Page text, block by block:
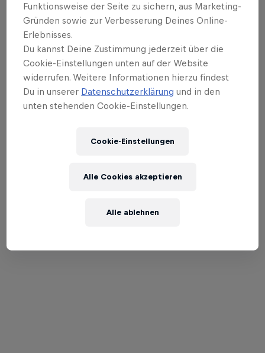
Einen Tag später war das Kesselhaus komplett im
Breaking-Mode mit den top 16 B-Boys, den top 8 B-
Girls und mehr als 1000 Zuschauer:innen im
Publikum. Auf dem Floor: explosive Powermoves,
kreative Transitions, cleane Freezes und jede
Menge eigener Style – genau das, wofür Red Bull
Funktionsweise der Seite zu sichern, aus Marketing-
Gründen sowie zur Verbesserung Deines Online-
Erlebnisses.
Du kannst Deine Zustimmung jederzeit über die
Cookie-Einstellungen unten auf der Website
widerrufen. Weitere Informationen hierzu findest
Du in unserer Datenschutzerklärung und in den
unten stehenden Cookie-Einstellungen.
Cookie-Einstellungen
Alle ablehnen
Alle Cookies akzeptieren